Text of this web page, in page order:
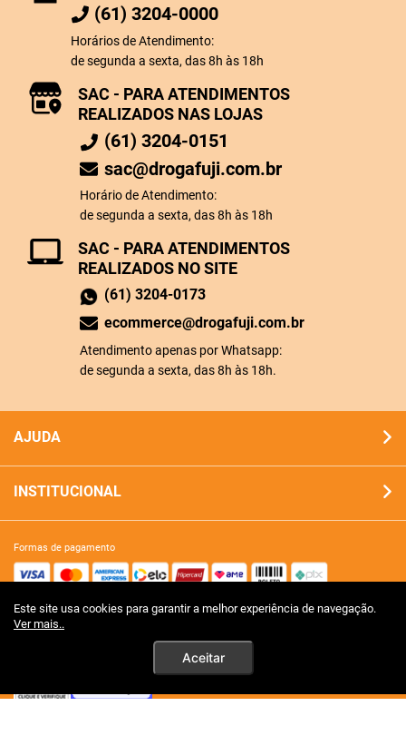
Este site usa cookies para garantir a melhor experiência de navegação.
Ver mais..
Aceitar
(61) 3204-0000
Horários de Atendimento:
de segunda a sexta, das 8h às 18h
SAC - PARA ATENDIMENTOS
REALIZADOS NO SITE
(61) 3204-0173
ecommerce@drogafuji.com.br
Atendimento apenas por Whatsapp:
de segunda a sexta, das 8h às 18h.
SAC - PARA ATENDIMENTOS
REALIZADOS NAS LOJAS
(61) 3204-0151
sac@drogafuji.com.br
Horário de Atendimento:
de segunda a sexta, das 8h às 18h
AJUDA
INSTITUCIONAL
formas de pagamento
site 100% seguro